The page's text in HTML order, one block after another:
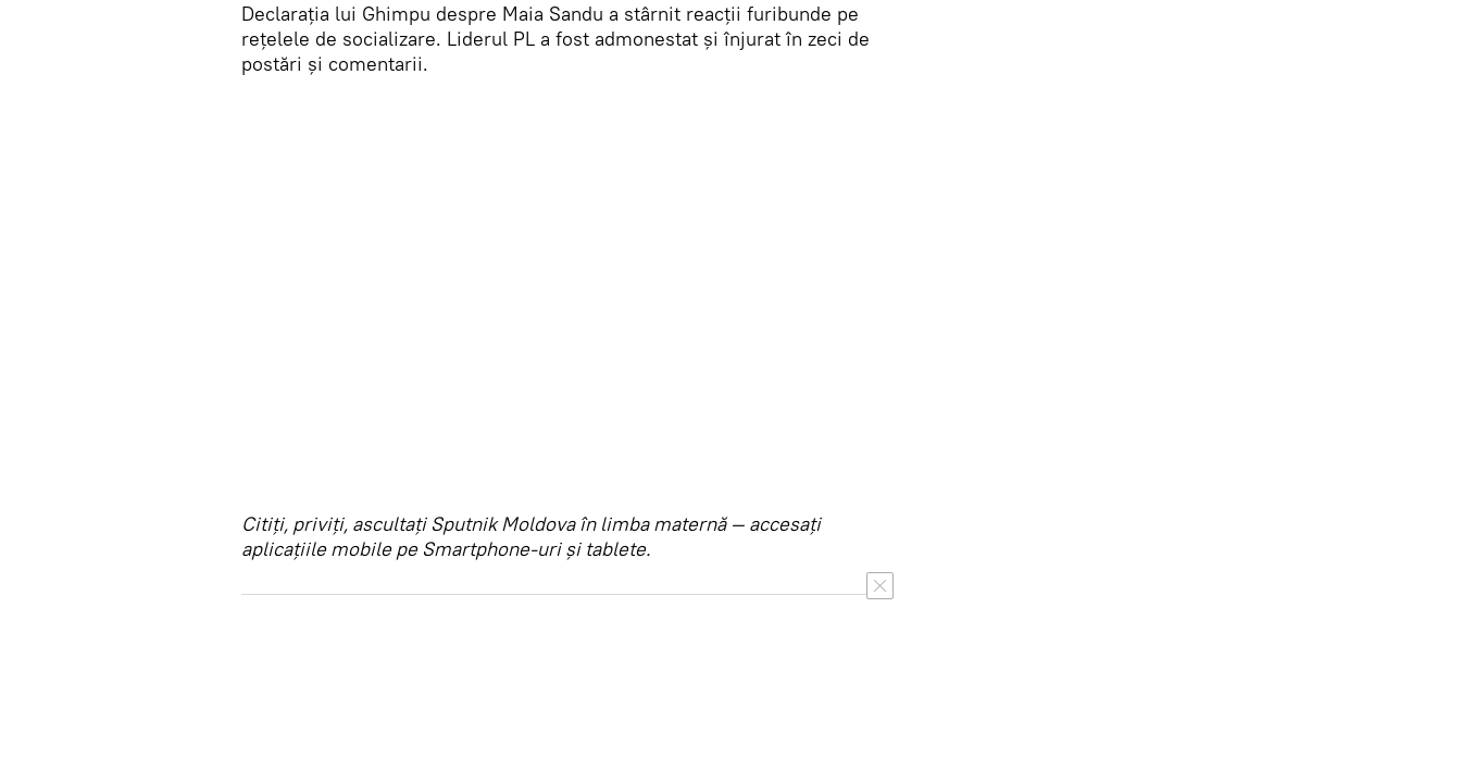
Declarația lui Ghimpu despre Maia Sandu a stârnit reacții furibunde pe
rețelele de socializare. Liderul PL a fost admonestat și înjurat în zeci de
postări și comentarii.
Citiţi, priviţi, ascultaţi Sputnik Moldova în limba maternă — accesaţi
aplicaţiile mobile pe Smartphone-uri şi tablete.